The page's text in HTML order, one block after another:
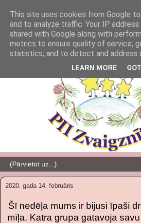
2020. gada 14. februāris
Šī nedēļa mums ir bijusi īpaši
mīļa. Katra grupa gatavoja
This site uses cookies from Google
and to analyze traffic. Your IP
shared with Google along with
metrics to ensure quality of service,
statistics, and to detect and address
LEARN MORE